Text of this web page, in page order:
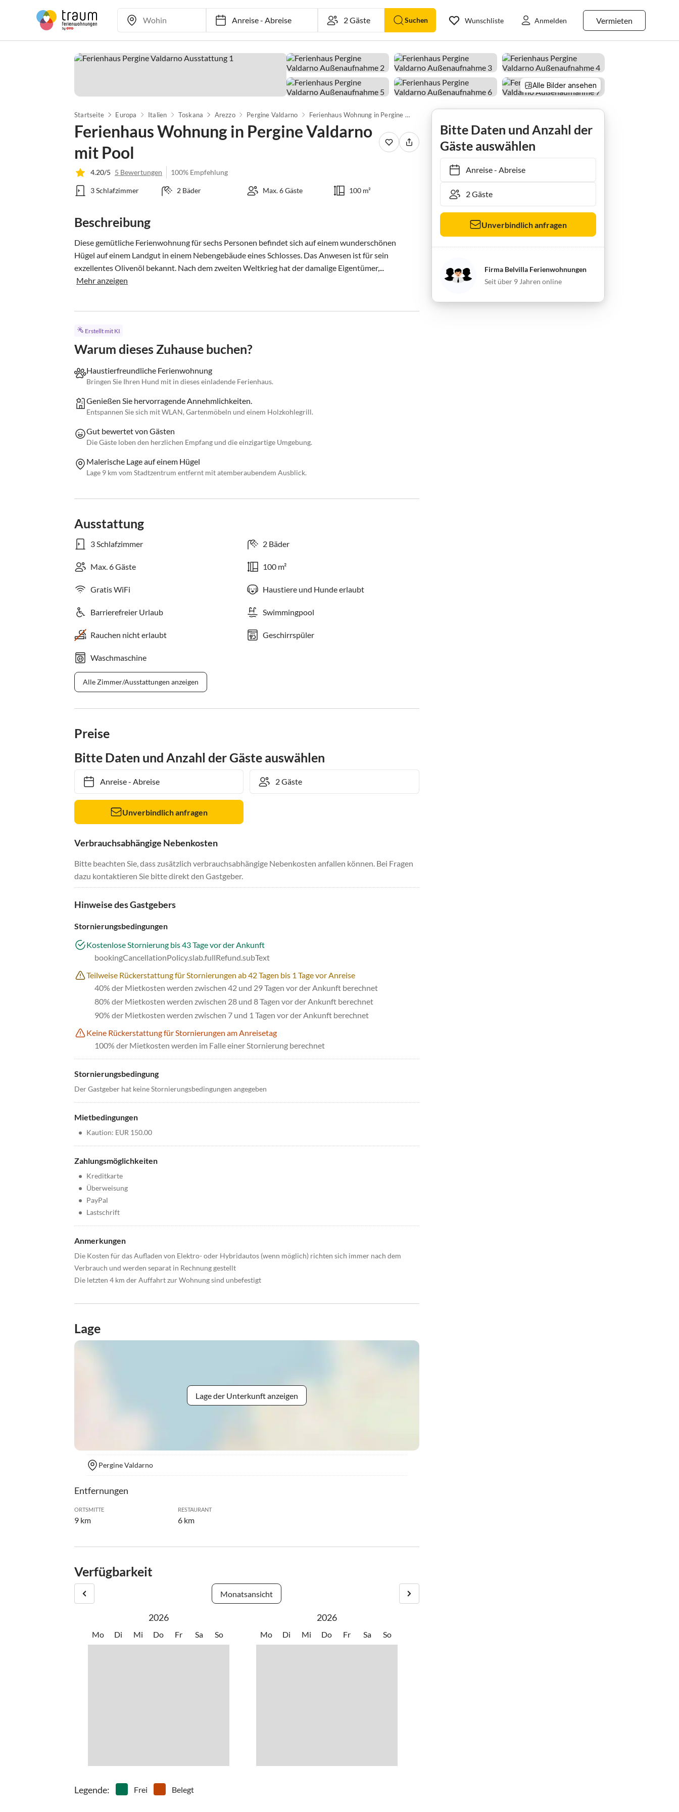
Anreise-Abreise Suchen Vermieten
Wunschliste Anmelden
Alle Bilder ansehen
Startseite Europa Italien Toskana Arezzo Pergine Valdarno Ferienhaus Wohnung in Pergine Valdarno mit Pool
Ferienhaus Wohnung in Pergine Valdarno
mit Pool
4.20/5 5 Bewertungen 100% Empfehlung
3 Schlafzimmer 2 Bäder Max. 6 Gäste 100 m²
Beschreibung
Diese gemütliche Ferienwohnung für sechs Personen befindet sich auf einem wunderschönen
Hügel auf einem Landgut in einem Nebengebäude eines Schlosses. Das Anwesen ist für sein
exzellentes Olivenöl bekannt. Nach dem zweiten Weltkrieg hat der damalige Eigentümer,...
Mehr anzeigen
Erstellt mit KI
Warum dieses Zuhause buchen?
Haustierfreundliche Ferienwohnung
Bringen Sie Ihren Hund mit in dieses einladende Ferienhaus.
Genießen Sie hervorragende Annehmlichkeiten.
Entspannen Sie sich mit WLAN, Gartenmöbeln und einem Holzkohlegrill.
Gut bewertet von Gästen
Die Gäste loben den herzlichen Empfang und die einzigartige Umgebung.
Malerische Lage auf einem Hügel
Lage 9 km vom Stadtzentrum entfernt mit atemberaubendem Ausblick.
Ausstattung
3 Schlafzimmer 2 Bäder
Max. 6 Gäste 100 m²
Gratis WiFi Haustiere und Hunde erlaubt
Barrierefreier Urlaub Swimmingpool
Rauchen nicht erlaubt Geschirrspüler
Waschmaschine
Alle Zimmer/Ausstattungen anzeigen
Preise
Bitte Daten und Anzahl der Gäste auswählen
Anreise- Abreise
Unverbindlich anfragen
Verbrauchsabhängige Nebenkosten
Bitte beachten Sie, dass zusätzlich verbrauchsabhängige Nebenkosten anfallen können. Bei Fragen
dazu kontaktieren Sie bitte direkt den Gastgeber.
Hinweise des Gastgebers
Stornierungsbedingungen
Kostenlose Stornierung bis 43 Tage vor der Ankunft
bookingCancellationPolicy.slab.fullRefund.subText
Teilweise Rückerstattung für Stornierungen ab 42 Tagen bis 1 Tage vor Anreise
40% der Mietkosten werden zwischen 42 und 29 Tagen vor der Ankunft berechnet
80% der Mietkosten werden zwischen 28 und 8 Tagen vor der Ankunft berechnet
90% der Mietkosten werden zwischen 7 und 1 Tagen vor der Ankunft berechnet
Keine Rückerstattung für Stornierungen am Anreisetag
100% der Mietkosten werden im Falle einer Stornierung berechnet
Stornierungsbedingung
Der Gastgeber hat keine Stornierungsbedingungen angegeben
Mietbedingungen
• Kaution: EUR 150.00
Zahlungsmöglichkeiten
• Kreditkarte
• Überweisung
• PayPal
• Lastschrift
Anmerkungen
Die Kosten für das Aufladen von Elektro- oder Hybridautos (wenn möglich) richten sich immer nach dem
Verbrauch und werden separat in Rechnung gestellt
Die letzten 4 km der Auffahrt zur Wohnung sind unbefestigt
Lage
Lage der Unterkunft anzeigen
Pergine Valdarno
Entfernungen
ORTSMITTE
9 km
RESTAURANT
6 km
Verfügbarkeit
Monatsansicht
2026
Mo Di Mi Do Fr Sa So
2026
Mo Di Mi Do Fr Sa So
Legende: Frei Belegt
Bitte Daten und Anzahl der
Gäste auswählen
Anreise- Abreise
Unverbindlich anfragen
Firma Belvilla Ferienwohnungen
Seit über 9 Jahren online